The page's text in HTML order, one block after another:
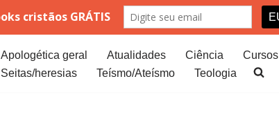
Apologética geral Atualidades Ciência Cursos
Seitas/heresias
Teísmo/Ateísmo Teologia